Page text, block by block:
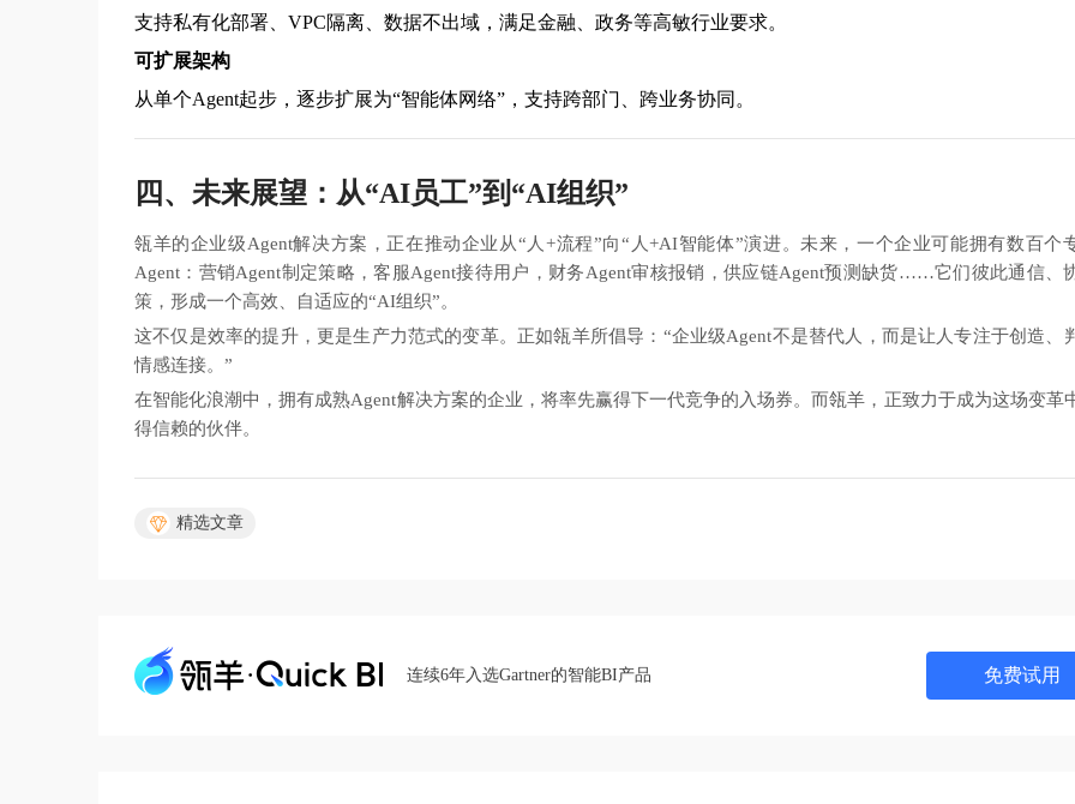
支持私有化部署、VPC隔离、数据不出域，满足金融、政务等高敏行业要求。
可扩展架构
从单个Agent起步，逐步扩展为“智能体网络”，支持跨部门、跨业务协同。
四、未来展望：从“AI员工”到“AI组织”
瓴羊的企业级Agent解决方案，正在推动企业从“人+流程”向“人+AI智能体”演进。未来，一个企业可能拥有数百个
Agent：营销Agent制定策略，客服Agent接待用户，财务Agent审核报销，供应链Agent预测缺货……它们彼此通信、
策，形成一个高效、自适应的“AI组织”。
这不仅是效率的提升，更是生产力范式的变革。正如瓴羊所倡导：“企业级Agent不是替代人，而是让人专注于创造、
情感连接。”
在智能化浪潮中，拥有成熟Agent解决方案的企业，将率先赢得下一代竞争的入场券。而瓴羊，正致力于成为这场变革
得信赖的伙伴。
精选文章
连续6年入选Gartner的智能BI产品 免费试用